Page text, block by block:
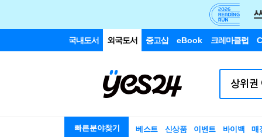
국내도서 외국도서 중고샵 eBook 크레마클럽
빠른분야찾기 베스트 신상품 이벤트 바이백 매